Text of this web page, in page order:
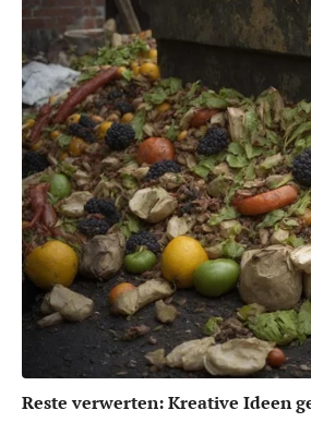
Reste verwerten: Kreative Ideen